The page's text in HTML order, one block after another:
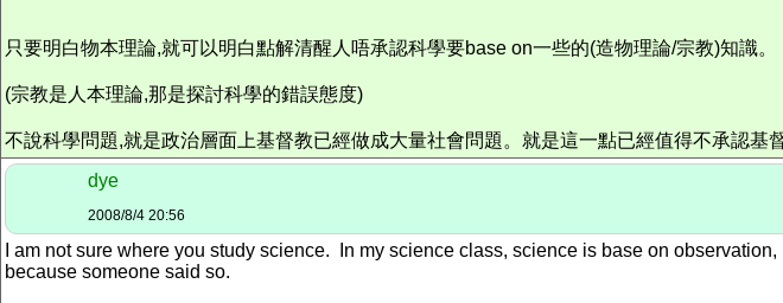
只要明白物本理論,就可以明白點解清醒人唔承認科學要base on一些的(造物理論/宗教)知識。
(宗教是人本理論,那是探討科學的錯誤態度)
不說科學問題,就是政治層面上基督教已經做成大量社會問題。就是這一點已經值得不承認基
dye
2008/8/4 20:56
I am not sure where you study science. In my science class, science is base on
because someone said so.